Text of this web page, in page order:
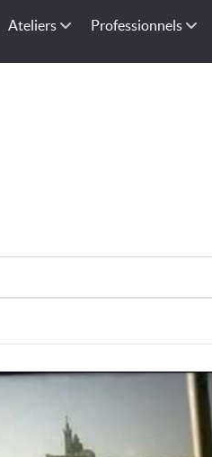
Ateliers Professionnels